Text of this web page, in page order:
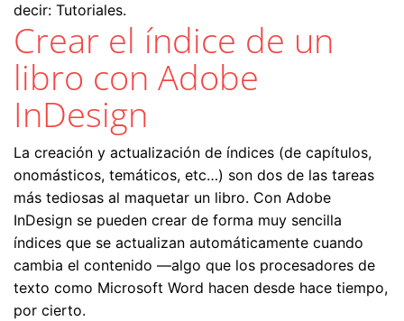
decir: Tutoriales.
Crear el índice de un
libro con Adobe
InDesign
La creación y actualización de índices (de capítulos,
onomásticos, temáticos, etc…) son dos de las tareas
más tediosas al maquetar un libro. Con Adobe
InDesign se pueden crear de forma muy sencilla
índices que se actualizan automáticamente cuando
cambia el contenido —algo que los procesadores de
texto como Microsoft Word hacen desde hace tiempo,
por cierto.